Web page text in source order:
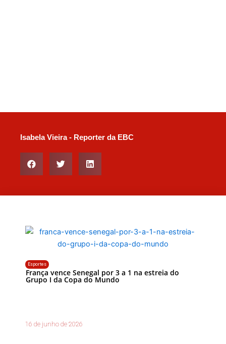
Isabela Vieira - Reporter da EBC
Esportes
França vence Senegal por 3 a 1 na estreia do
Grupo I da Copa do Mundo
16 de junho de 2026